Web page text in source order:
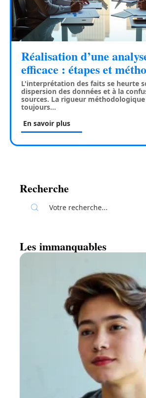
Réalisation d’une
efficace : étapes et
L'interprétation des faits se heurte
dispersion des données et à la
sources. La rigueur
toujours…
En savoir plus
Recherche
Les immanquables